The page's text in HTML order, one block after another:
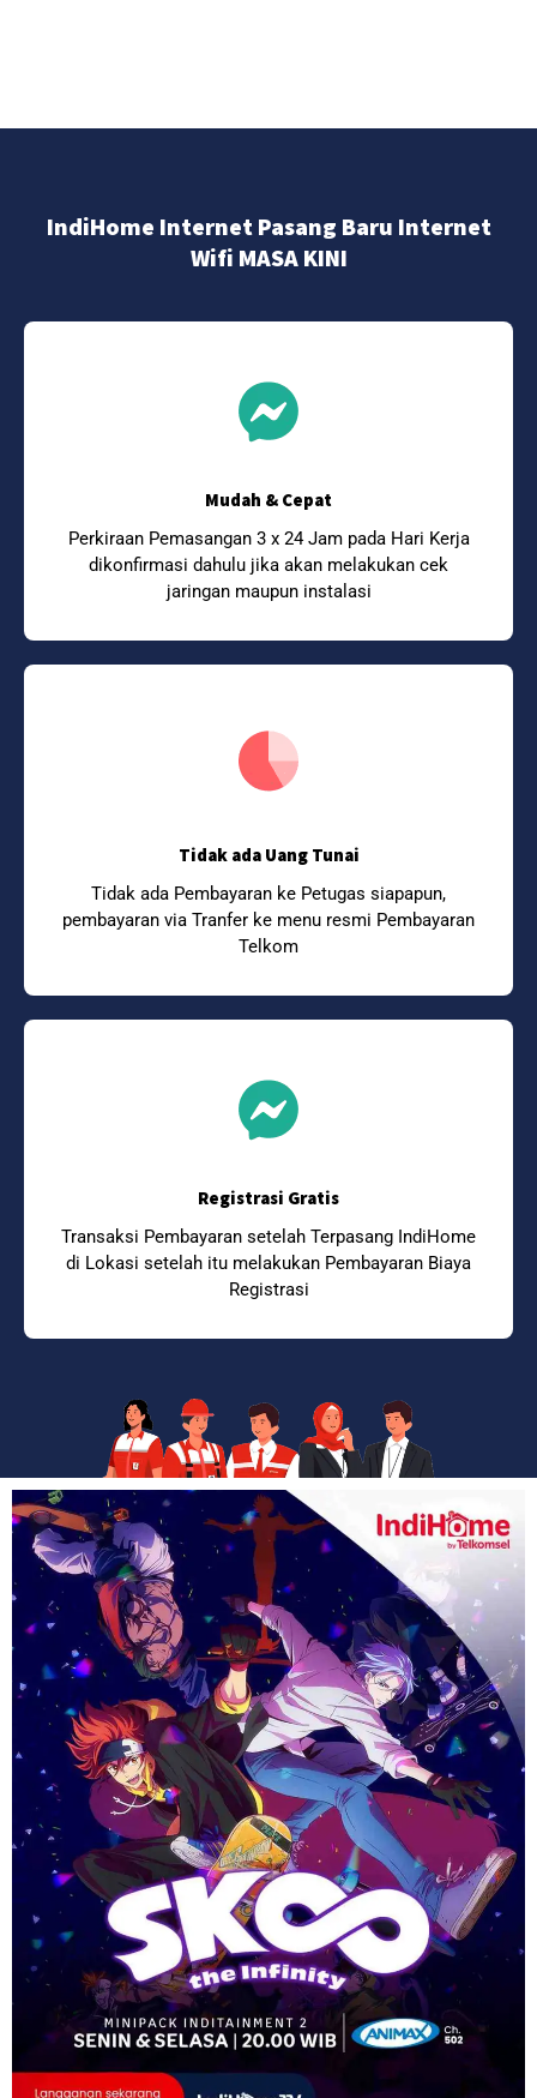
IndiHome Internet Pasang Baru Internet
Wifi MASA KINI
Mudah & Cepat
Perkiraan Pemasangan 3 x 24 Jam pada Hari Kerja
dikonfirmasi dahulu jika akan melakukan cek
jaringan maupun instalasi
Tidak ada Uang Tunai
Tidak ada Pembayaran ke Petugas siapapun,
pembayaran via Tranfer ke menu resmi Pembayaran
Telkom
Registrasi Gratis
Transaksi Pembayaran setelah Terpasang IndiHome
di Lokasi setelah itu melakukan Pembayaran Biaya
Registrasi